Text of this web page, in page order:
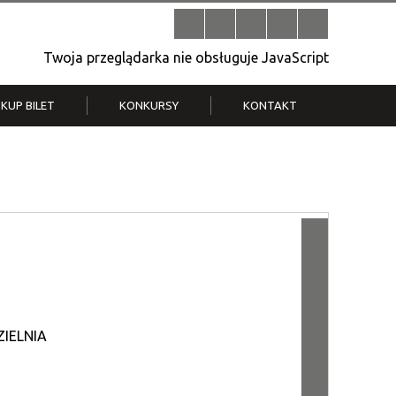
Twoja przeglądarka nie obsługuje JavaScript
KUP BILET KONKURSY KONTAKT